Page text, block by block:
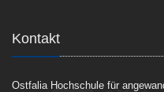
Kontakt
Ostfalia Hochschule für